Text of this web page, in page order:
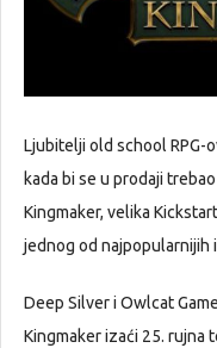
Ljubitelji old school RPG-
kada bi se u prodaji
Kingmaker, velika
jednog od najpopularnijih
Deep Silver i Owlcat
Kingmaker izaći 25. rujna